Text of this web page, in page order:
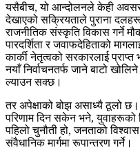
यसैबीच, यो आन्दोलनले केही
देखाएको सक्रियताले पुराना
राजनीतिक संस्कृति विकास गर्ने
पारदर्शिता र जवाफदेहिताको
कार्की नेतृत्वको सरकारलाई
नयाँ निर्वाचनतर्फ जाने बाटो
ल्याउन सक्छ।
तर अपेक्षाको बोझ असाध्यै ठूलो
परिणाम दिन सकेन भने,
पहिलो चुनौती हो, जनताको
संवैधानिक मार्गमा रूपान्तरण गर्ने।